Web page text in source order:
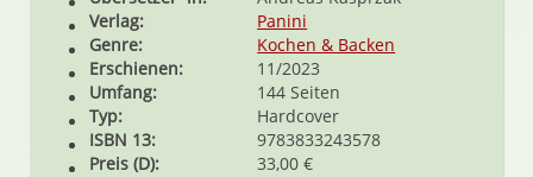
Verlag:
Panini
Genre:
Kochen & Backen
Erschienen:
11/2023
Umfang:
144 Seiten
Typ:
Hardcover
ISBN 13:
9783833243578
Preis (D):
33,00 €